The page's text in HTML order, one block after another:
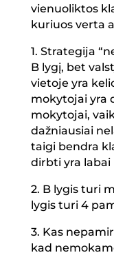
vienuoliktos
kuriuos verta
1. Strategija
B lygį, bet
vietoje yra
mokytojai yra
mokytojai,
dažniausiai
taigi bendra
dirbti yra labai
2. B lygis turi
lygis turi 4
3. Kas
kad